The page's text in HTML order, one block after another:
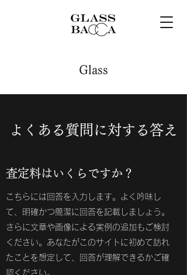
Glass
よくある質問に対する答え
査定料はいくらですか？
こちらには回答を入力します。よく吟味し
て、明確かつ簡潔に回答を記載しましょう。
さらに文章や画像による実例の追加もご検討
ください。あなたがこのサイトに初めて訪れ
たことを想定して、回答が理解できるかご確
認ください。